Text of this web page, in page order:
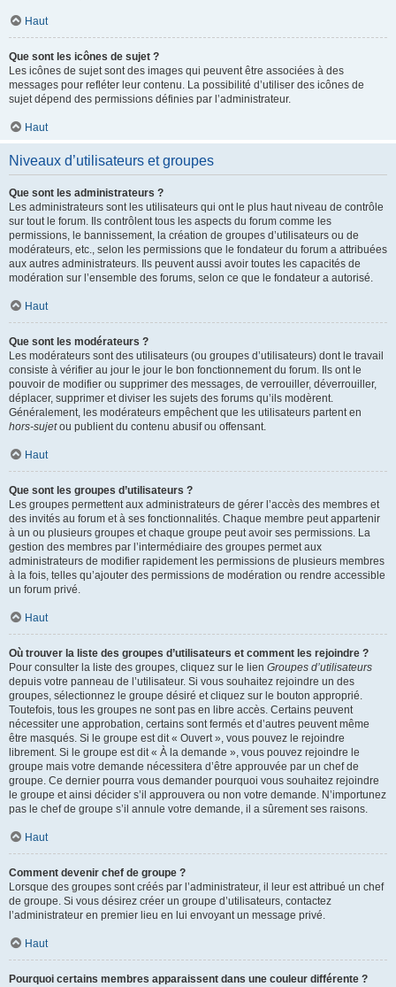
Haut
Que sont les icônes de sujet ?
Les icônes de sujet sont des images qui peuvent être associées à des
messages pour refléter leur contenu. La possibilité d’utiliser des icônes de
sujet dépend des permissions définies par l’administrateur.
Haut
Niveaux d’utilisateurs et groupes
Que sont les administrateurs ?
Les administrateurs sont les utilisateurs qui ont le plus haut niveau de contrôle
sur tout le forum. Ils contrôlent tous les aspects du forum comme les
permissions, le bannissement, la création de groupes d’utilisateurs ou de
modérateurs, etc., selon les permissions que le fondateur du forum a attribuées
aux autres administrateurs. Ils peuvent aussi avoir toutes les capacités de
modération sur l’ensemble des forums, selon ce que le fondateur a autorisé.
Haut
Que sont les modérateurs ?
Les modérateurs sont des utilisateurs (ou groupes d’utilisateurs) dont le travail
consiste à vérifier au jour le jour le bon fonctionnement du forum. Ils ont le
pouvoir de modifier ou supprimer des messages, de verrouiller, déverrouiller,
déplacer, supprimer et diviser les sujets des forums qu’ils modèrent.
Généralement, les modérateurs empêchent que les utilisateurs partent en
hors-sujetou publient du contenu abusif ou offensant.
Haut
Que sont les groupes d’utilisateurs ?
Les groupes permettent aux administrateurs de gérer l’accès des membres et
des invités au forum et à ses fonctionnalités. Chaque membre peut appartenir
à un ou plusieurs groupes et chaque groupe peut avoir ses permissions. La
gestion des membres par l’intermédiaire des groupes permet aux
administrateurs de modifier rapidement les permissions de plusieurs membres
à la fois, telles qu’ajouter des permissions de modération ou rendre accessible
un forum privé.
Haut
Où trouver la liste des groupes d’utilisateurs et comment les rejoindre ?
Pour consulter la liste des groupes, cliquez sur le lien Groupes d’utilisateurs
depuis votre panneau de l’utilisateur. Si vous souhaitez rejoindre un des
groupes, sélectionnez le groupe désiré et cliquez sur le bouton approprié.
Toutefois, tous les groupes ne sont pas en libre accès. Certains peuvent
nécessiter une approbation, certains sont fermés et d’autres peuvent même
être masqués. Si le groupe est dit « Ouvert », vous pouvez le rejoindre
librement. Si le groupe est dit « À la demande », vous pouvez rejoindre le
groupe mais votre demande nécessitera d’être approuvée par un chef de
groupe. Ce dernier pourra vous demander pourquoi vous souhaitez rejoindre
le groupe et ainsi décider s’il approuvera ou non votre demande. N’importunez
pas le chef de groupe s’il annule votre demande, il a sûrement ses raisons.
Haut
Comment devenir chef de groupe ?
Lorsque des groupes sont créés par l’administrateur, il leur est attribué un chef
de groupe. Si vous désirez créer un groupe d’utilisateurs, contactez
l’administrateur en premier lieu en lui envoyant un message privé.
Haut
Pourquoi certains membres apparaissent dans une couleur différente ?